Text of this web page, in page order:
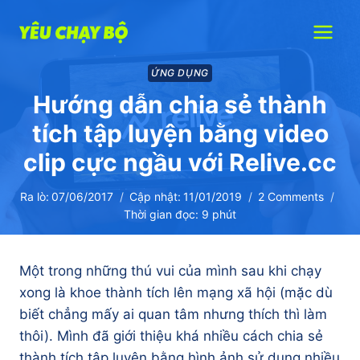
ỨNG DỤNG
Hướng dẫn chia sẻ thành
tích tập luyện bằng video
clip cực ngầu với Relive.cc
Ra lò: 07/06/2017 Cập nhật: 11/01/2019
2 Comments
Thời gian đọc: 9 phút
Một trong những thú vui của mình sau khi chạy
xong là khoe thành tích lên mạng xã hội (mặc dù
biết chẳng mấy ai quan tâm nhưng thích thì làm
thôi). Mình đã giới thiệu khá nhiều cách chia sẻ